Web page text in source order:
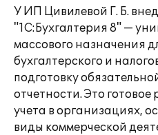
У ИП Цивилевой Г. Б.
"1С:Бухгалтерия 8" —
массового назначения
бухгалтерского и
подготовку
отчетности. Это
учета в организациях,
виды коммерческой